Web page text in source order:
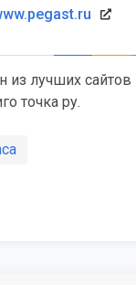
из лучших сайтов
точка ру.